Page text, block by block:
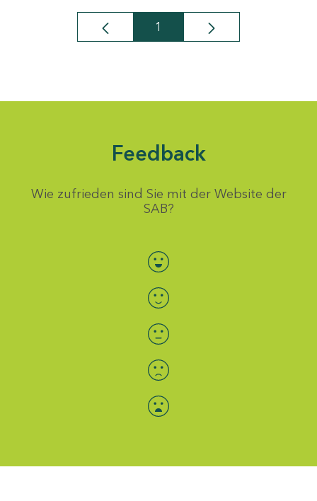
Seite
1
Feedback
Wie zufrieden sind Sie mit der Website der
SAB?
Bewertung auswählen